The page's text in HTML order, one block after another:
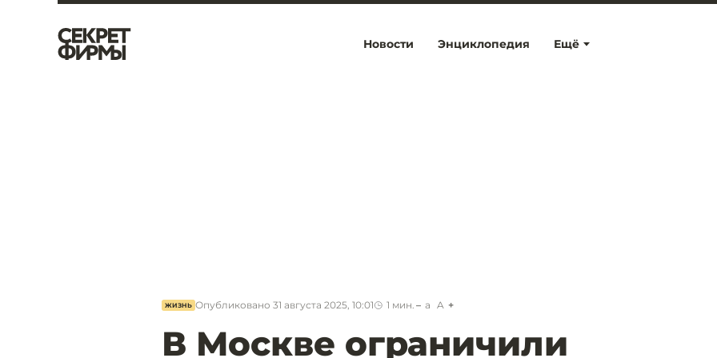
Ещё
Новости Энциклопедия
ЖИЗНЬ Опубликовано 31 августа 2025, 10:01 1 мин. a A
В Москве ограничили